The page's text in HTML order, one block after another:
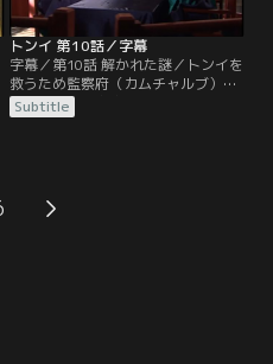
トンイ 第10話／字幕
字幕／第10話 解かれた謎／トンイを
救うため監察府（カムチャルブ）に
赴いたチャン尚宮（サングン）は、
明聖大妃（ミョンソンテビ）の策略
じるトンイは、疑いを晴らすために
薬材を処方した医者の死体を調べよ
Subtitle